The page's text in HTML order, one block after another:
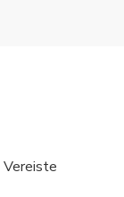
Vereiste